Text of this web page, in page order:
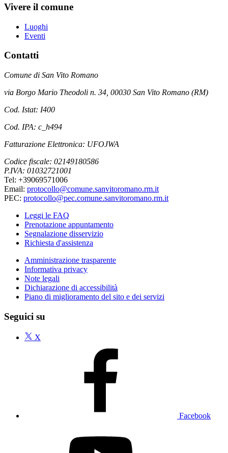
Vivere il comune
Luoghi
Eventi
Contatti
Comune di San Vito Romano
via Borgo Mario Theodoli n. 34, 00030 San Vito Romano (RM)
Cod. Istat: I400
Cod. IPA: c_h494
Fatturazione Elettronica: UFOJWA
Codice fiscale: 02149180586
P.IVA: 01032721001
Tel: +39069571006
Email: protocollo@comune.sanvitoromano.rm.it
PEC: protocollo@pec.comune.sanvitoromano.rm.it
Leggi le FAQ
Prenotazione appuntamento
Segnalazione disservizio
Richiesta d'assistenza
Amministrazione trasparente
Informativa privacy
Note legali
Dichiarazione di accessibilità
Piano di miglioramento del sito e dei servizi
Seguici su
X
Facebook